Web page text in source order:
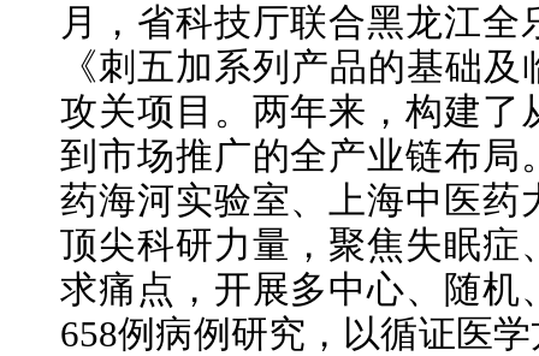
月，省科技厅联合黑龙江
《刺五加系列产品的基础
攻关项目。两年来，构建了
到市场推广的全产业链布
药海河实验室、上海中医药
顶尖科研力量，聚焦失眠症
求痛点，开展多中心、随机
658例病例研究，以循证医